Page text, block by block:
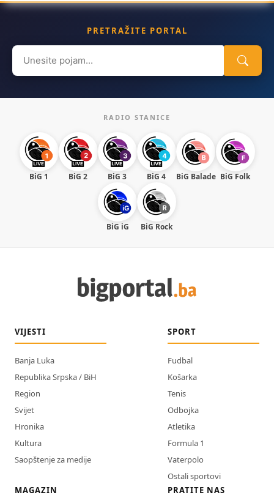
PRETRAŽITE PORTAL
Search
for:
RADIO STANICE
BiG 1 BiG 2 BiG 3 BiG 4 BiG Balade BiG Folk
BiG iG BiG Rock
VIJESTI
Banja Luka
Republika Srpska / BiH
Region
Svijet
Hronika
Kultura
Saopštenje za medije
SPORT
Fudbal
Košarka
Tenis
Odbojka
Atletika
Formula 1
Vaterpolo
Ostali sportovi
MAGAZIN
PRATITE NAS